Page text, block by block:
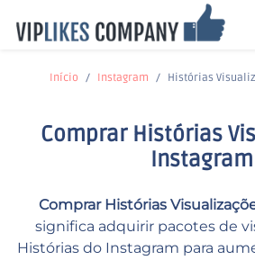
Início Instagram Histórias
Comprar Histórias
Instagram
Comprar Histórias
significa adquirir pacotes de
Histórias do Instagram para